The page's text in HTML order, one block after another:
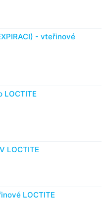
- vteřinové
LOCTITE
LOCTITE